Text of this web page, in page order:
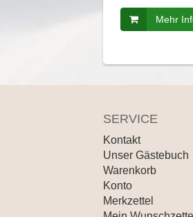
Mehr
SERVICE
Kontakt
Unser Gästebuch
Warenkorb
Konto
Merkzettel